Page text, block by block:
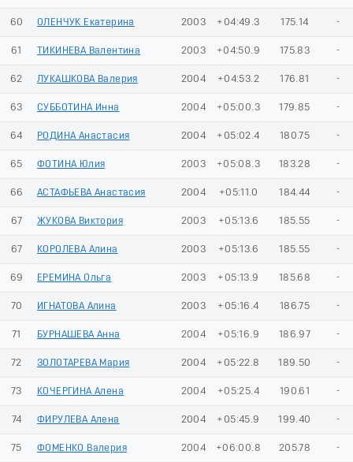
60 ОЛЕНЧУК Екатерина 2003 +04:49.3 175.14 -
61 ТИКИНЕВА Валентина 2003 +04:50.9 175.83 -
62 ЛУКАШКОВА Валерия 2004 +04:53.2 176.81 -
63 СУББОТИНА Инна 2004 +05:00.3 179.85 -
64 РОДИНА Анастасия 2004 +05:02.4 180.75 -
65 ФОТИНА Юлия 2003 +05:08.3 183.28 -
66 АСТАФЬЕВА Анастасия 2004 +05:11.0 184.44 -
67 ЖУКОВА Виктория 2003 +05:13.6 185.55 -
67 КОРОЛЕВА Алина 2003 +05:13.6 185.55 -
69 ЕРЕМИНА Ольга 2003 +05:13.9 185.68 -
70 ИГНАТОВА Алина 2003 +05:16.4 186.75 -
71 БУРНАШЕВА Анна 2004 +05:16.9 186.97 -
72 ЗОЛОТАРЕВА Мария 2004 +05:22.8 189.50 -
73 КОЧЕРГИНА Алена 2004 +05:25.4 190.61 -
74 ФИРУЛЕВА Алена 2004 +05:45.9 199.40 -
75 ФОМЕНКО Валерия 2004 +06:00.8 205.78 -